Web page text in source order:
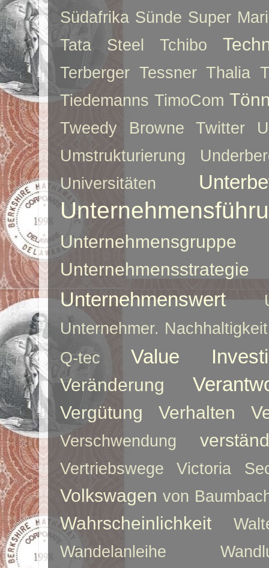
Südafrika Sünde Super
Tata Steel
Tchibo
Terberger Tessner Thalia
Tiedemanns TimoCom
Tweedy Browne Twitter
Umstrukturierung
Universitäten
Unternehmensgruppe
Unternehmensstrategie
Unternehmenswert
Unternehmer. Nachhaltigkeit
Q-tec
Value
Veränderung
Vergütung Verhalten
Verschwendung
Vertriebswege Victoria
Volkswagen von
Wahrscheinlichkeit
Wandelanleihe